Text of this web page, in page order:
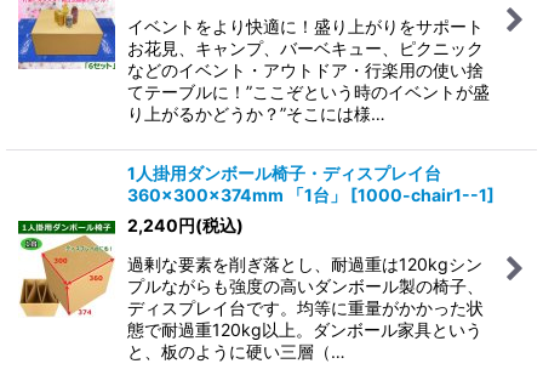
イベントをより快適に！盛り上がりをサポート
お花見、キャンプ、バーベキュー、ピクニック
などのイベント・アウトドア・行楽用の使い捨
てテーブルに！”ここぞという時のイベントが盛
り上がるかどうか？”そこには様…
1人掛用ダンボール椅子・ディスプレイ台
360×300×374mm 「1台」
[1000-chair1--1]
2,240 円(税込)
過剰な要素を削ぎ落とし、耐過重は120kgシン
プルながらも強度の高いダンボール製の椅子、
ディスプレイ台です。均等に重量がかかった状
態で耐過重120kg以上。ダンボール家具という
と、板のように硬い三層（…